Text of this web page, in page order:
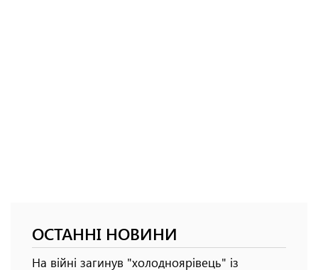
ОСТАННІ НОВИНИ
На війні загинув "холодноярівець" із